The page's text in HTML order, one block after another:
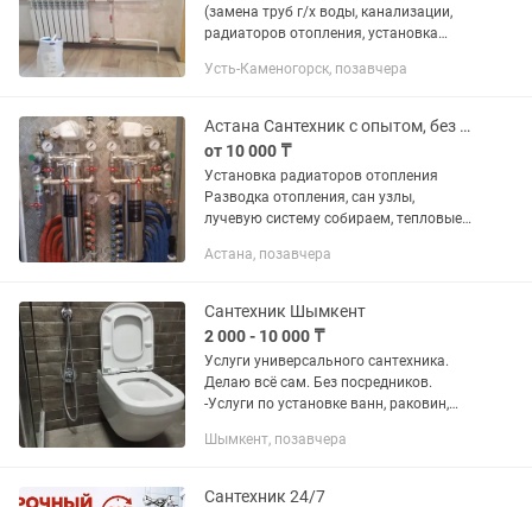
(замена труб г/х воды, канализации,
радиаторов отопления, установка
унитазов, умывальников, подключение
Усть-Каменогорск, позавчера
Астана Сантехник с опытом, без посредников с инструментом, жду предл
от 10 000 ₸
Установка радиаторов отопления
Разводка отопления, сан узлы,
лучевую систему собираем, тепловые
Астана, позавчера
Сантехник Шымкент
2 000 - 10 000 ₸
Услуги универсального сантехника.
Делаю всё сам. Без посредников.
-Услуги по установке ванн, раковин,
монтажа, инсталляций,
инженерную...
Шымкент, позавчера
Сантехник 24/7